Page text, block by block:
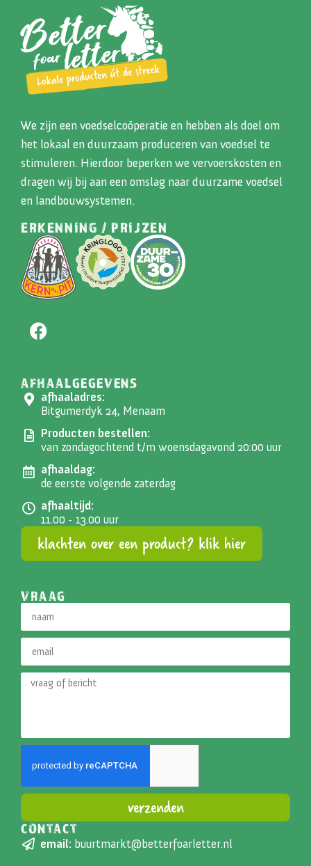
We zijn een voedselcoöperatie en hebben als doel om
het lokaal en duurzaam produceren van voedsel te
stimuleren. Hierdoor beperken we vervoerskosten en
dragen wij bij aan een omslag naar duurzame voedsel
en landbouwsystemen.
ERKENNING / PRIJZEN
AFHAALGEGEVENS
afhaaladres:
Bitgumerdyk 24, Menaam
Producten bestellen:
van zondagochtend t/m woensdagavond 20:00 uur
afhaaldag:
de eerste volgende zaterdag
afhaaltijd:
11.00 - 13.00 uur
klachten over een product? klik hier
VRAAG
verzenden
Alternative:
CONTACT
email: buurtmarkt@betterfoarletter.nl